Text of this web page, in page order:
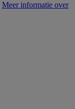
Meer informatie over